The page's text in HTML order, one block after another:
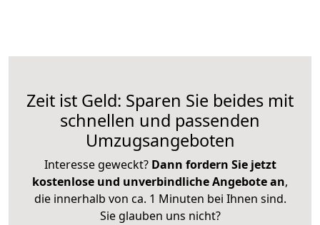
Zeit ist Geld: Sparen Sie beides mit
schnellen und passenden
Umzugsangeboten
Interesse geweckt? Dann fordern Sie jetzt
kostenlose und unverbindliche Angebote an,
die innerhalb von ca. 1 Minuten bei Ihnen sind.
Sie glauben uns nicht?